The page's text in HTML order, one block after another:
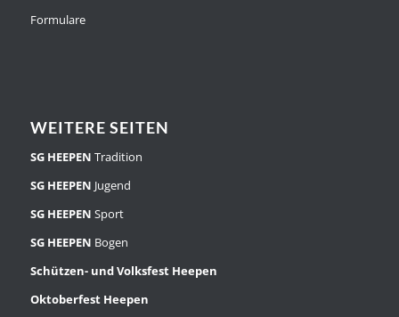
Formulare
WEITERE SEITEN
SG HEEPEN Tradition
SG HEEPEN Jugend
SG HEEPEN Sport
SG HEEPEN Bogen
Schützen- und Volksfest Heepen
Oktoberfest Heepen